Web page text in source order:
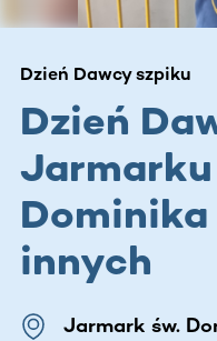
Dzień Dawcy szpiku
Dzień
Jarmarku
Dominika
innych
Jarmark św.